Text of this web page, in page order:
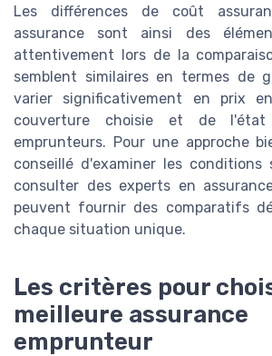
Les différences de coût
assurance sont ainsi des
attentivement lors de la
semblent similaires en termes de
varier significativement en prix
couverture choisie et de
emprunteurs. Pour une approche
conseillé d'examiner les conditions
consulter des experts en
peuvent fournir des comparatifs
chaque situation unique.
Les critères pour
meilleure assurance
emprunteur